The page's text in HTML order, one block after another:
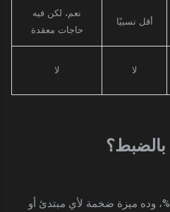
أقل نسبيًا
نعم، لكن فيه
حاجات معقدة
لا لا
السعر: مجاني بنسبة 100%، وده ميزة ضخمة لأي مبتدئ أو